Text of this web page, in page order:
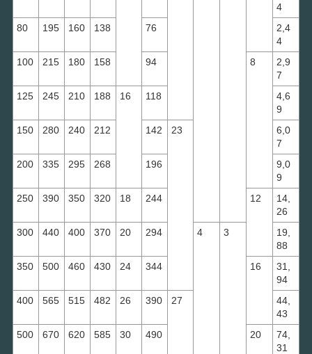
4
80
195 160 138 76
2,4
4
100
215 180 158 94 8
2,9
7
125
245 210 188 16 118
4,6
9
150
280 240 212 142 23
6,0
7
200
335 295 268 196
9,0
9
250
390 350 320 18 244 12
14,
26
300
440 400 370 20 294 4 3
19,
88
350
500 460 430 24 344 16
31,
94
400
565 515 482 26 390 27
44,
43
500
670 620 585 30 490 20
74,
31